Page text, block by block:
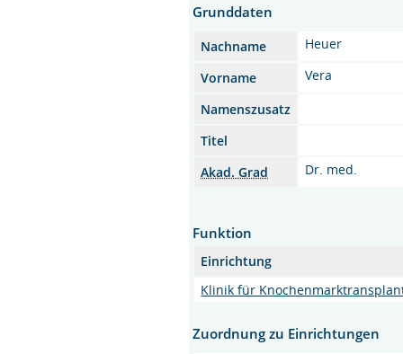
Grunddaten
Nachname
Heuer
Vorname
Vera
Namenszusatz
Titel
Akad. Grad
Dr. med.
Funktion
Einrichtung
Klinik für
Zuordnung zu Einrichtungen